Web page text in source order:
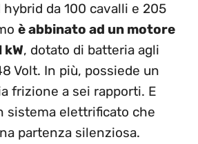
da 100 cavalli e 205
è abbinato ad un motore
, dotato di batteria agli
Volt. In più, possiede un
frizione a sei rapporti. E
sistema elettrificato che
partenza silenziosa.